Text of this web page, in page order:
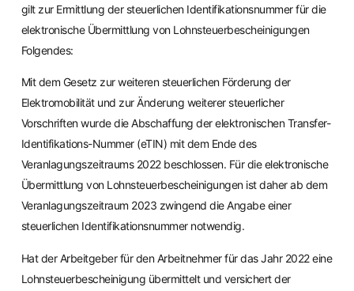
gilt zur Ermittlung der steuerlichen Identifikationsnummer für die
elektronische Übermittlung von Lohnsteuerbescheinigungen
Folgendes:
Mit dem Gesetz zur weiteren steuerlichen Förderung der
Elektromobilität und zur Änderung weiterer steuerlicher
Vorschriften wurde die Abschaffung der elektronischen Transfer-
Identifikations-Nummer (eTIN) mit dem Ende des
Veranlagungszeitraums 2022 beschlossen. Für die elektronische
Übermittlung von Lohnsteuerbescheinigungen ist daher ab dem
Veranlagungszeitraum 2023 zwingend die Angabe einer
steuerlichen Identifikationsnummer notwendig.
Hat der Arbeitgeber für den Arbeitnehmer für das Jahr 2022 eine
Lohnsteuerbescheinigung übermittelt und versichert der